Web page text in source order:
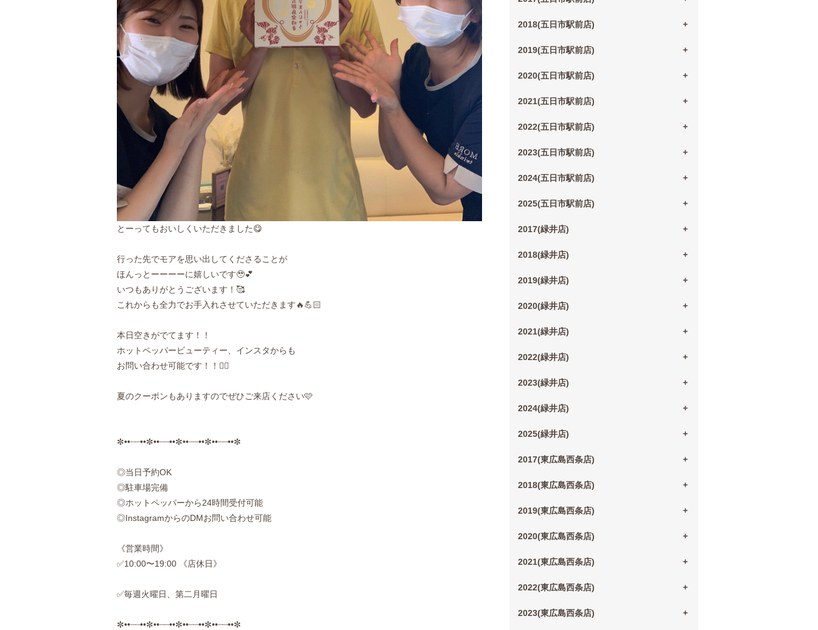
とーってもおいしくいただきました😋
行った先でモアを思い出してくださることが
ほんっとーーーーに嬉しいです🥹💕
いつもありがとうございます！🥰
これからも全力でお手入れさせていただきます🔥💪🏻
本日空きがでてます！！
ホットペッパービューティー、インスタからも
お問い合わせ可能です！！🙆‍♀️
夏のクーポンもありますのでぜひご来店ください🩷
✼••┈┈••✼••┈┈••✼••┈┈••✼••┈┈••✼
◎当日予約OK
◎駐車場完備
◎ホットペッパーから24時間受付可能
◎InstagramからのDMお問い合わせ可能
《営業時間》
✅10:00〜19:00 《店休日》
✅毎週火曜日、第二月曜日
✼••┈┈••✼••┈┈••✼••┈┈••✼••┈┈••✼
2018(五日市駅前店)
2019(五日市駅前店)
2020(五日市駅前店)
2021(五日市駅前店)
2022(五日市駅前店)
2023(五日市駅前店)
2024(五日市駅前店)
2025(五日市駅前店)
2017(緑井店)
2018(緑井店)
2019(緑井店)
2020(緑井店)
2021(緑井店)
2022(緑井店)
2023(緑井店)
2024(緑井店)
2025(緑井店)
2017(東広島西条店)
2018(東広島西条店)
2019(東広島西条店)
2020(東広島西条店)
2021(東広島西条店)
2022(東広島西条店)
2023(東広島西条店)